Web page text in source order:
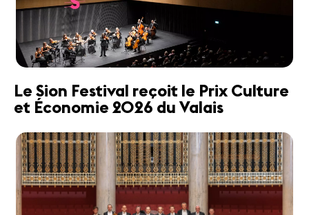
Le Sion Festival reçoit le Prix Culture
et Économie 2026 du Valais